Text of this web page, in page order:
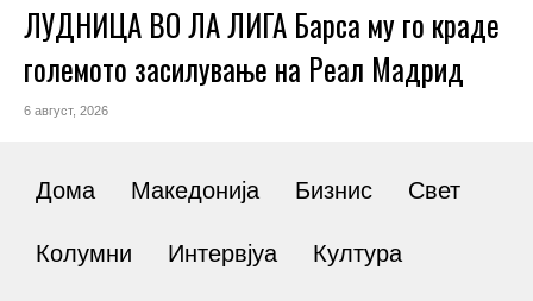
ЛУДНИЦА ВО ЛА ЛИГА Барса му го краде
големото засилување на Реал Мадрид
6 август, 2026
Дома Македонија Бизнис Свет
Колумни Интервјуа Култура